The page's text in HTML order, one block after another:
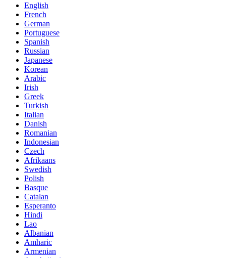
English
French
German
Portuguese
Spanish
Russian
Japanese
Korean
Arabic
Irish
Greek
Turkish
Italian
Danish
Romanian
Indonesian
Czech
Afrikaans
Swedish
Polish
Basque
Catalan
Esperanto
Hindi
Lao
Albanian
Amharic
Armenian